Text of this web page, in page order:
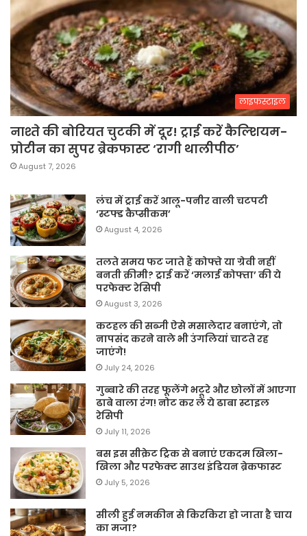
लाइफस्टाइल
नाश्ते की बोरियत चुटकी में दूर! ट्राई करें कैल्शियम-
प्रोटीन का सुपर ब्रेकफास्ट ‘रागी थालीपीठ’
August 7, 2026
लंच में ट्राई करें आलू-पनीर वाली चटपटी
‘स्टफ्ड कैप्सीकम’
August 4, 2026
तलते समय फट जाते हैं कोफ्ते या ग्रेवी नहीं
बनती क्रीमी? ट्राई करें ‘मलाई कोफ्ता’ की ये
परफेक्ट रेसिपी
August 3, 2026
कटहल की सब्जी ऐसे मसालेदार बनाएंगे, तो
नापसंद करने वाले भी उंगलियां चाटते रह
जाएंगे!
July 24, 2026
गुब्बारे की तरह फूलेंगे भटूरे और छोलों में आएगा
ढाबे वाला रंग! नोट कर लें ये ढाबा स्टाइल
रेसिपी
July 11, 2026
बस इस सीक्रेट ट्रिक से बनाएं एकदम खिला-
खिला और परफेक्ट साउथ इंडियन ब्रेकफास्ट
July 5, 2026
सीली हुई नमकीन से किरकिरा हो जाता है चाय
का मजा?